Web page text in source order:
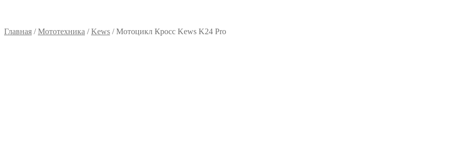
Главная /Мототехника /Kews /Мотоцикл Кросс Kews K24 Pro